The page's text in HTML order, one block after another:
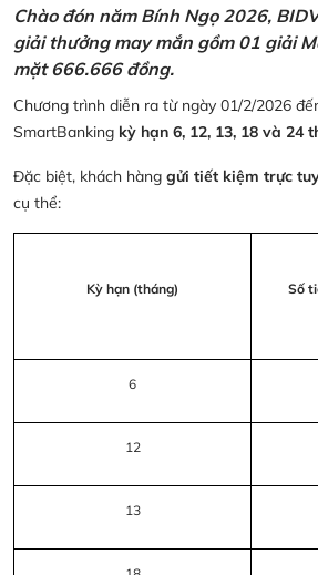
Chào đón năm Bính Ngọ 2026,
giải thưởng may mắn gồm 01 giải
mặt 666.666 đồng.
Chương trình diễn ra từ ngày 01/2/2026
SmartBanking kỳ hạn 6, 12, 13, 18 và 24
Đặc biệt, khách hàng gửi tiết kiệm trực
cụ thể:
Kỳ hạn (tháng) Số
6
12
13